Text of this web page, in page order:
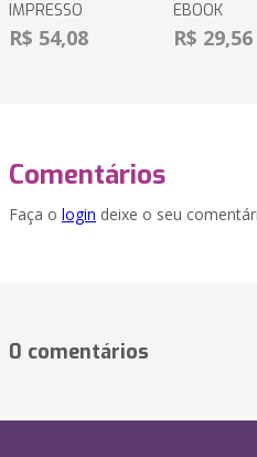
IMPRESSO
R$ 54,08
EBOOK
R$ 29,56
Comentários
Faça o login deixe o seu
0 comentários